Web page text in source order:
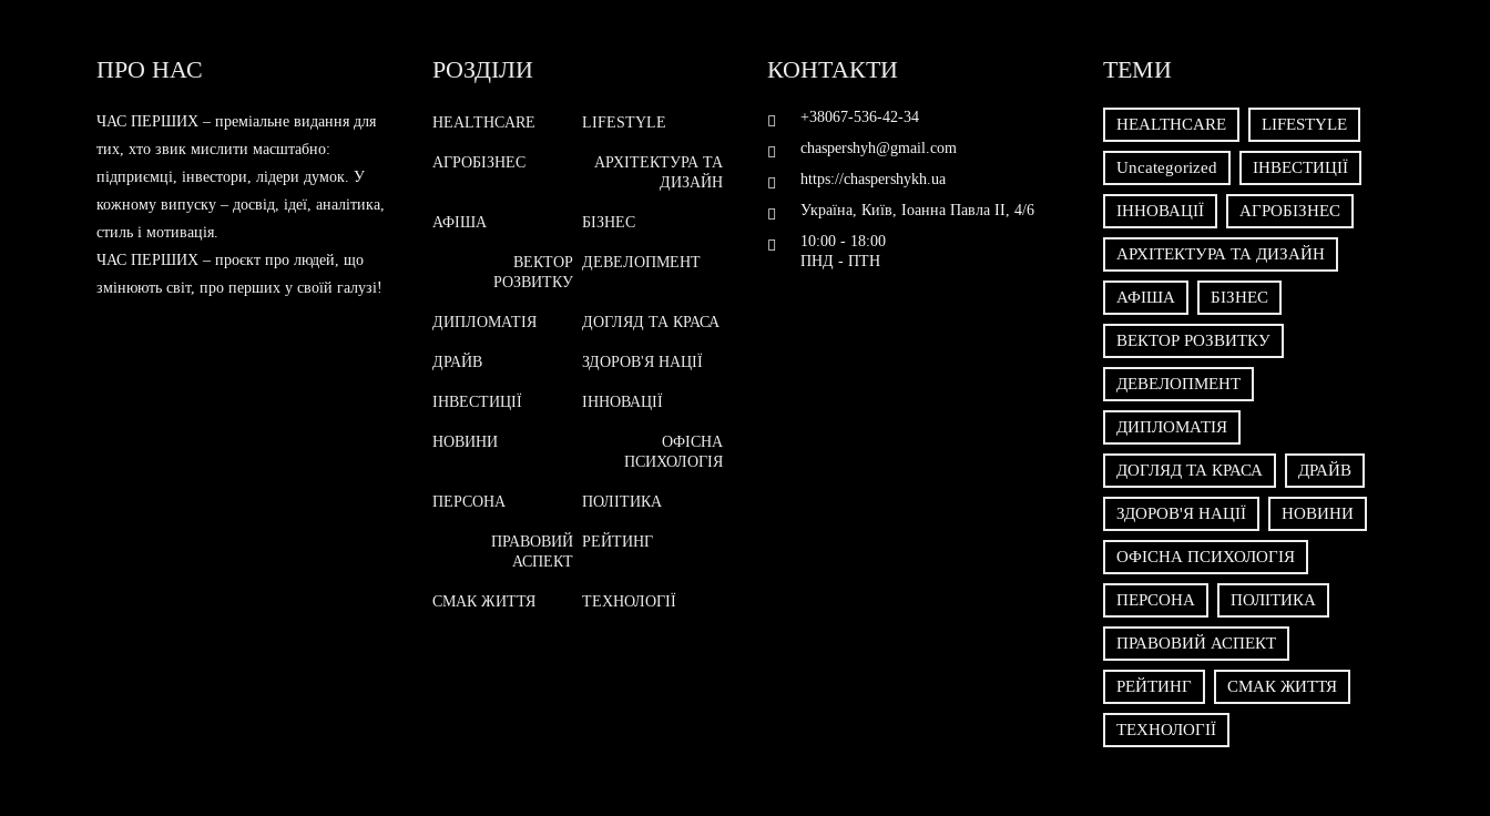
ПРО НАС
ЧАС ПЕРШИХ – преміальне видання для
тих, хто звик мислити масштабно:
підприємці, інвестори, лідери думок. У
кожному випуску – досвід, ідеї, аналітика,
стиль і мотивація.
ЧАС ПЕРШИХ – проєкт про людей, що
змінюють світ, про перших у своїй галузі!
РОЗДІЛИ
HEALTHCARE LIFESTYLE
АГРОБІЗНЕС
АРХІТЕКТУРА ТА
ДИЗАЙН
АФІША БІЗНЕС
ВЕКТОР
РОЗВИТКУ
ДЕВЕЛОПМЕНТ
ДИПЛОМАТІЯ ДОГЛЯД ТА КРАСА
ДРАЙВ ЗДОРОВ'Я НАЦІЇ
ІНВЕСТИЦІЇ ІННОВАЦІЇ
НОВИНИ
ОФІСНА
ПСИХОЛОГІЯ
ПЕРСОНА ПОЛІТИКА
ПРАВОВИЙ
АСПЕКТ
РЕЙТИНГ
СМАК ЖИТТЯ ТЕХНОЛОГІЇ
КОНТАКТИ
+38067-536-42-34
chaspershyh@gmail.com
https://chaspershykh.ua
Україна, Київ, Іоанна Павла II, 4/6
10:00 - 18:00
ПНД - ПТН
ТЕМИ
HEALTHCARE LIFESTYLE
Uncategorized ІНВЕСТИЦІЇ
ІННОВАЦІЇ АГРОБІЗНЕС
АРХІТЕКТУРА ТА ДИЗАЙН
АФІША БІЗНЕС
ВЕКТОР РОЗВИТКУ
ДЕВЕЛОПМЕНТ
ДИПЛОМАТІЯ
ДОГЛЯД ТА КРАСА ДРАЙВ
ЗДОРОВ'Я НАЦІЇ НОВИНИ
ОФІСНА ПСИХОЛОГІЯ
ПЕРСОНА ПОЛІТИКА
ПРАВОВИЙ АСПЕКТ
РЕЙТИНГ СМАК ЖИТТЯ
ТЕХНОЛОГІЇ